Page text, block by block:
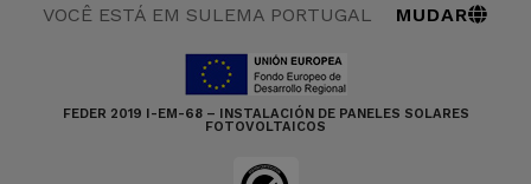
VOCÊ ESTÁ EM SULEMA PORTUGAL MUDAR
FEDER 2019 I-EM-68 – INSTALACIÓN DE PANELES SOLARES
FOTOVOLTAICOS